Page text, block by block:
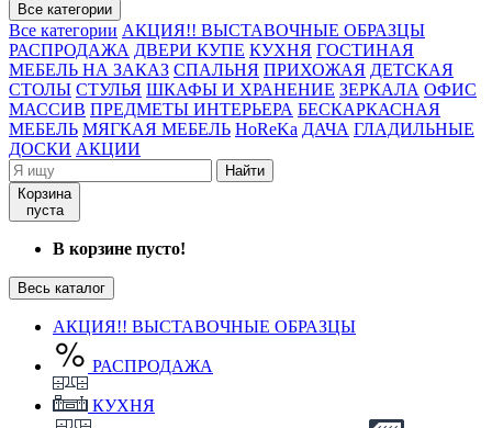
Все категории
Все категории АКЦИЯ!! ВЫСТАВОЧНЫЕ ОБРАЗЦЫ
РАСПРОДАЖА ДВЕРИ КУПЕ КУХНЯ ГОСТИНАЯ
МЕБЕЛЬ НА ЗАКАЗ СПАЛЬНЯ ПРИХОЖАЯ ДЕТСКАЯ
СТОЛЫ СТУЛЬЯ ШКАФЫ И ХРАНЕНИЕ ЗЕРКАЛА ОФИС
МАССИВ ПРЕДМЕТЫ ИНТЕРЬЕРА БЕСКАРКАСНАЯ
МЕБЕЛЬ МЯГКАЯ МЕБЕЛЬ HoReKa ДАЧА ГЛАДИЛЬНЫЕ
ДОСКИ АКЦИИ
Найти
Корзина
пуста
В корзине пусто!
Весь каталог
АКЦИЯ!! ВЫСТАВОЧНЫЕ ОБРАЗЦЫ
РАСПРОДАЖА
КУХНЯ